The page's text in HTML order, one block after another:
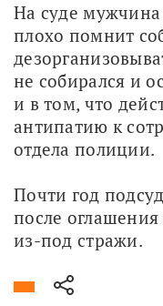
На суде мужчина
плохо помнит
не собирался и
и в том, что
антипатию к
отдела полиции.
Почти год
после
из-под стражи.